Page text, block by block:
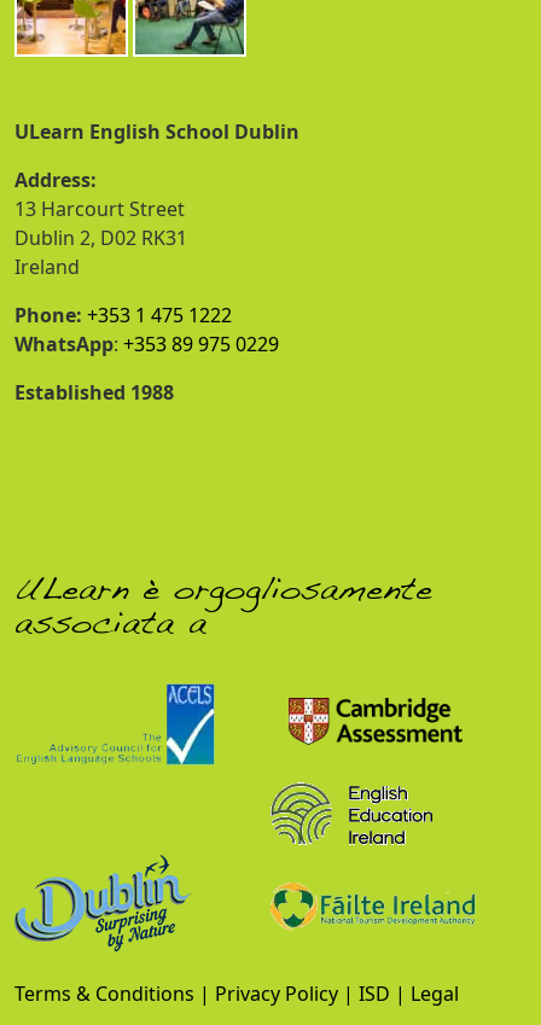
ULearn English School Dublin
Address:
13 Harcourt Street
Dublin 2, D02 RK31
Ireland
Phone: +353 1 475 1222
WhatsApp: +353 89 975 0229
Established 1988
ULearn è orgogliosamente
associata a
Terms & Conditions | Privacy Policy | ISD | Legal